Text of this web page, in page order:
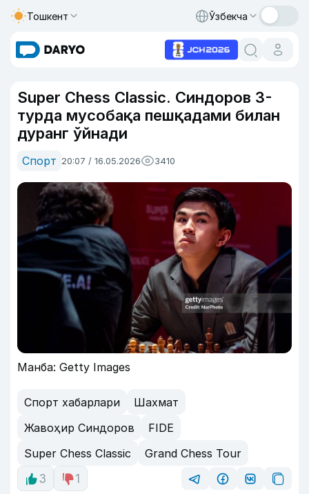
Тошкент Ўзбекча
Super Chess Classic. Синдоров 3-
турда мусобақа пешқадами билан
дуранг ўйнади
Спорт 20:07 / 16.05.2026 3410
Манба: Getty Images
Спорт хабарлари
Шахмат
Жавоҳир Синдоров
FIDE
Super Chess Classic
Grand Chess Tour
3
1